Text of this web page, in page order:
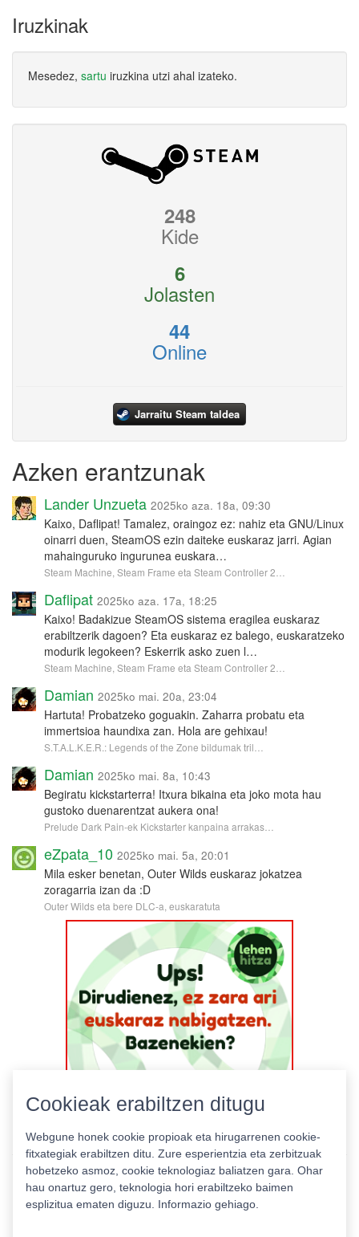
Iruzkinak
Mesedez, sartu iruzkina utzi ahal izateko.
248
Kide
6
Jolasten
44
Online
Jarraitu Steam taldea
Azken erantzunak
Lander Unzueta 2025ko aza. 18a, 09:30
Kaixo, Daflipat! Tamalez, oraingoz ez: nahiz eta GNU/Linux
oinarri duen, SteamOS ezin daiteke euskaraz jarri. Agian
mahainguruko ingurunea euskara…
Steam Machine, Steam Frame eta Steam Controller 2…
Daflipat 2025ko aza. 17a, 18:25
Kaixo! Badakizue SteamOS sistema eragilea euskaraz
erabiltzerik dagoen? Eta euskaraz ez balego, euskaratzeko
modurik legokeen? Eskerrik asko zuen l…
Steam Machine, Steam Frame eta Steam Controller 2…
Damian 2025ko mai. 20a, 23:04
Hartuta! Probatzeko goguakin. Zaharra probatu eta
immertsioa haundixa zan. Hola are gehixau!
S.T.A.L.K.E.R.: Legends of the Zone bildumak tril…
Damian 2025ko mai. 8a, 10:43
Begiratu kickstarterra! Itxura bikaina eta joko mota hau
gustoko duenarentzat aukera ona!
Prelude Dark Pain-ek Kickstarter kanpaina arrakas…
eZpata_10 2025ko mai. 5a, 20:01
Mila esker benetan, Outer Wilds euskaraz jokatzea
zoragarria izan da :D
Outer Wilds eta bere DLC-a, euskaratuta
Cookieak erabiltzen ditugu
Webgune honek cookie propioak eta hirugarrenen cookie-
fitxategiak erabiltzen ditu. Zure esperientzia eta zerbitzuak
hobetzeko asmoz, cookie teknologiaz baliatzen gara. Ohar
hau onartuz gero, teknologia hori erabiltzeko baimen
esplizitua ematen diguzu. Informazio gehiago.